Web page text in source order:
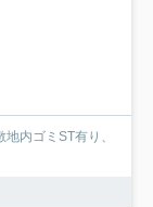
内ゴミST有り、